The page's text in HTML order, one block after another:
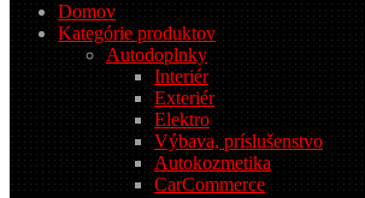
Domov
Kategórie produktov
Autodoplnky
Interiér
Exteriér
Elektro
Výbava, príslušenstvo
Autokozmetika
CarCommerce